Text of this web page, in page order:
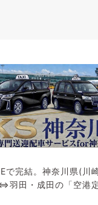
で完結。神奈川県(川
田・成田の「空港定